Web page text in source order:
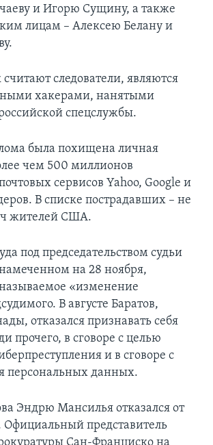
и Игорю Сущину, а также
лицам – Алексею Белану и
следователи, являются
хакерами, нанятыми
спецслужбы.
была похищена личная
чем 500 миллионов
сервисов Yahoo, Google и
В списке пострадавших – не
жителей США.
под председательством судьи
на 28 ноября,
«изменение
В августе Баратов,
отказался признавать себя
прочего, в сговоре с целью
и в сговоре с
персональных данных.
Эндрю Мансилья отказался от
представитель